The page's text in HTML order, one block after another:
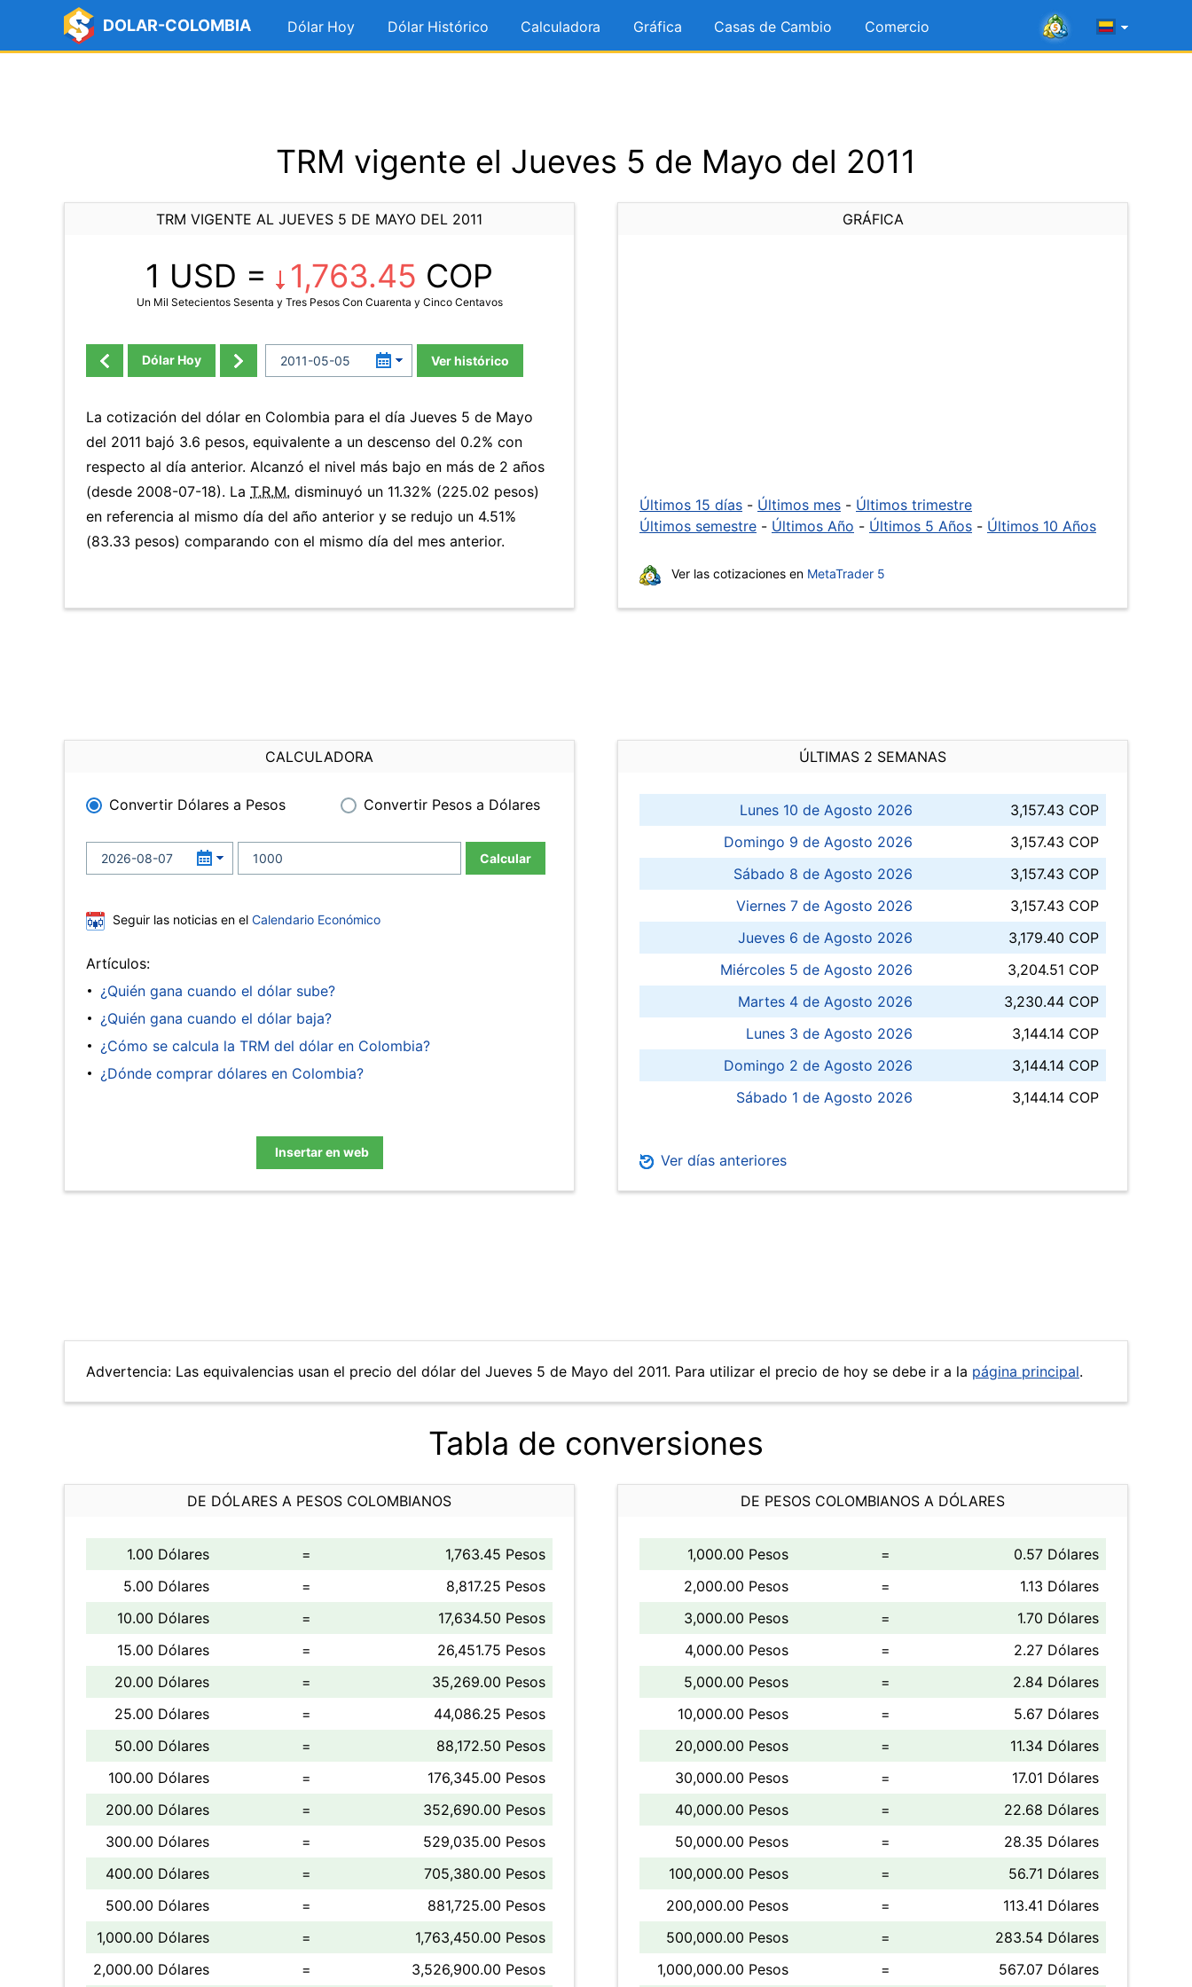
DOLAR-COLOMBIA Dólar Hoy Dólar Histórico Calculadora Gráfica Casas de Cambio Comercio
TRM vigente el Jueves 5 de Mayo del 2011
TRM VIGENTE AL JUEVES 5 DE MAYO DEL 2011
1 USD = 1,763.45 COP
Un Mil Setecientos Sesenta y Tres Pesos Con Cuarenta y Cinco Centavos
Dólar Hoy Ver histórico
La cotización del dólar en Colombia para el día Jueves 5 de Mayo
del 2011 bajó 3.6 pesos, equivalente a un descenso del 0.2% con
respecto al día anterior. Alcanzó el nivel más bajo en más de 2 años
(desde 2008-07-18). La T.R.M. disminuyó un 11.32% (225.02 pesos)
en referencia al mismo día del año anterior y se redujo un 4.51%
(83.33 pesos) comparando con el mismo día del mes anterior.
GRÁFICA
Últimos 15 días - Últimos mes - Últimos trimestre
Últimos semestre - Últimos Año - Últimos 5 Años - Últimos 10 Años
Ver las cotizaciones en MetaTrader 5
CALCULADORA
Convertir Dólares a Pesos Convertir Pesos a Dólares
Calcular
Seguir las noticias en el Calendario Económico
Artículos:
¿Quién gana cuando el dólar sube?
¿Quién gana cuando el dólar baja?
¿Cómo se calcula la TRM del dólar en Colombia?
¿Dónde comprar dólares en Colombia?
Insertar en web
ÚLTIMAS 2 SEMANAS
Lunes 10 de Agosto 2026
3,157.43 COP
Domingo 9 de Agosto 2026
3,157.43 COP
Sábado 8 de Agosto 2026
3,157.43 COP
Viernes 7 de Agosto 2026
3,157.43 COP
Jueves 6 de Agosto 2026
3,179.40 COP
Miércoles 5 de Agosto 2026
3,204.51 COP
Martes 4 de Agosto 2026
3,230.44 COP
Lunes 3 de Agosto 2026
3,144.14 COP
Domingo 2 de Agosto 2026
3,144.14 COP
Sábado 1 de Agosto 2026
3,144.14 COP
Ver días anteriores
Advertencia: Las equivalencias usan el precio del dólar del Jueves 5 de Mayo del 2011. Para utilizar el precio de hoy se debe ir a la página principal.
Tabla de conversiones
DE DÓLARES A PESOS COLOMBIANOS
1.00 Dólares =
1,763.45 Pesos
5.00 Dólares
=
8,817.25 Pesos
10.00 Dólares
=
17,634.50 Pesos
15.00 Dólares
=
26,451.75 Pesos
20.00 Dólares
=
35,269.00 Pesos
25.00 Dólares
=
44,086.25 Pesos
50.00 Dólares
=
88,172.50 Pesos
100.00 Dólares
=
176,345.00 Pesos
200.00 Dólares
=
352,690.00 Pesos
300.00 Dólares
=
529,035.00 Pesos
400.00 Dólares
=
705,380.00 Pesos
500.00 Dólares
=
881,725.00 Pesos
1,000.00 Dólares
=
1,763,450.00 Pesos
2,000.00 Dólares
= 3,526,900.00 Pesos
DE PESOS COLOMBIANOS A DÓLARES
1,000.00 Pesos =
0.57 Dólares
2,000.00 Pesos
=
1.13 Dólares
3,000.00 Pesos
=
1.70 Dólares
4,000.00 Pesos
=
2.27 Dólares
5,000.00 Pesos
=
2.84 Dólares
10,000.00 Pesos
=
5.67 Dólares
20,000.00 Pesos
=
11.34 Dólares
30,000.00 Pesos
=
17.01 Dólares
40,000.00 Pesos
=
22.68 Dólares
50,000.00 Pesos
=
28.35 Dólares
100,000.00 Pesos
=
56.71 Dólares
200,000.00 Pesos
=
113.41 Dólares
500,000.00 Pesos
=
283.54 Dólares
1,000,000.00 Pesos
= 567.07 Dólares